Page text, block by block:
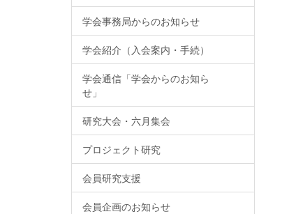
学会事務局からのお知らせ
学会紹介（入会案内・手続）
学会通信「学会からのお知ら
せ」
研究大会・六月集会
プロジェクト研究
会員研究支援
会員企画のお知らせ